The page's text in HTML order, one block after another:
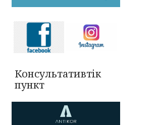
Консультативтік
пункт